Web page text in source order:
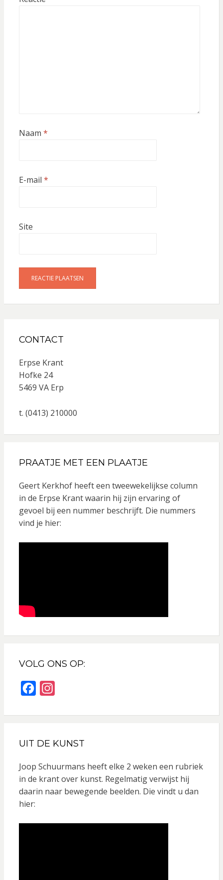
Naam *
E-mail *
Site
CONTACT
Erpse Krant
Hofke 24
5469 VA Erp
t. (0413) 210000
PRAATJE MET EEN PLAATJE
Geert Kerkhof heeft een tweewekelijkse column
in de Erpse Krant waarin hij zijn ervaring of
gevoel bij een nummer beschrijft. Die nummers
vind je hier:
VOLG ONS OP:
c
b
o
o
k
s
a
g
r
a
UIT DE KUNST
Joop Schuurmans heeft elke 2 weken een rubriek
in de krant over kunst. Regelmatig verwijst hij
daarin naar bewegende beelden. Die vindt u dan
hier: